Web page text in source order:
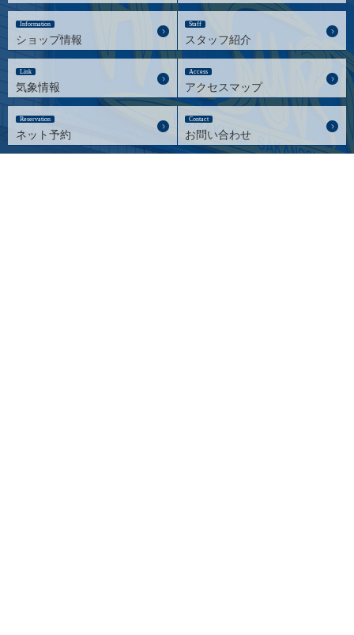
Information
ショップ情報
Staff
スタッフ紹介
Link
気象情報
Access
アクセスマップ
Reservation
ネット予約
Contact
お問い合わせ